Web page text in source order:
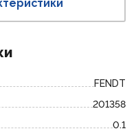
FENDT
201358
0.1